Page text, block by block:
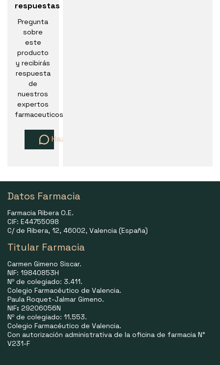
respuestas
Pregunta
sobre
este
producto
y recibirás
respuesta
de
nuestros
expertos
farmaceuticos
Haz una pregunta
Datos Farmacia
Farmacia Ribera O.E.
CIF: E44755098
C/ de Ribera, 12, 46002, Valencia (España)
Titular Farmacia
Carmen Gimeno Siscar.
NIF: 19840853H
Nº de colegiado: 3.411.
Colegio Farmacéutico de Valencia.
Paula Roquet-Jalmar Gimeno.
NIF: 29206056N
Nº de colegiado: 11.553.
Colegio Farmacéutico de Valencia.
Con autorización administrativa de la oficina de farmacia N°
V231-F